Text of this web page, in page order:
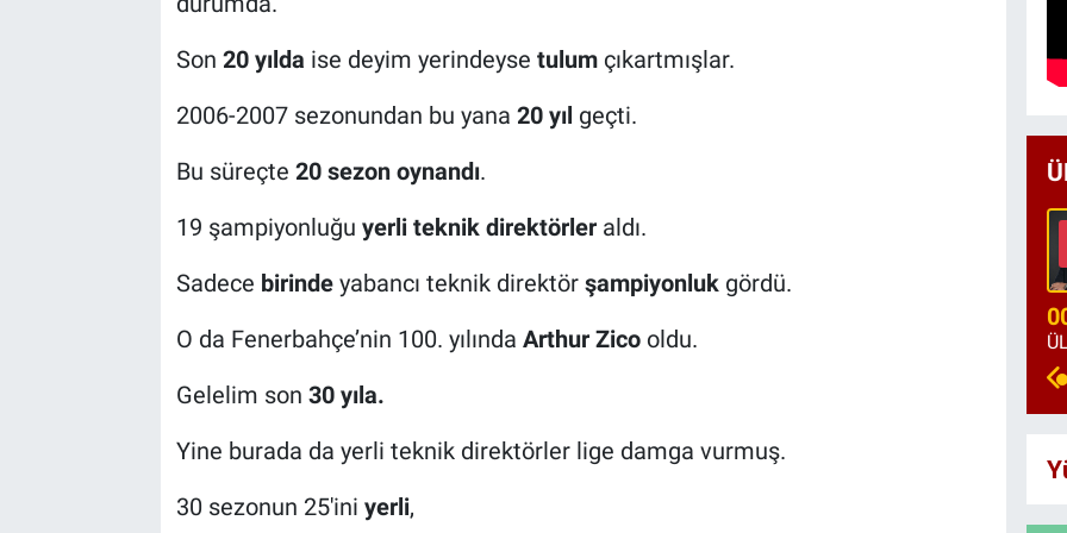
Son 20 yılda ise deyim yerindeyse tulumçıkartmışlar.
2006-2007 sezonundan bu yana 20 yıl geçti.
Bu süreçte 20 sezon oynandı.
19 şampiyonluğu yerli teknik direktörleraldı.
Sadece birindeyabancı teknik direktör şampiyonlukgördü.
O da Fenerbahçe’nin 100. yılında Arthur Zicooldu.
Gelelim son 30 yıla.
Yine burada da yerli teknik direktörler lige damga vurmuş.
30 sezonun 25'ini yerli,